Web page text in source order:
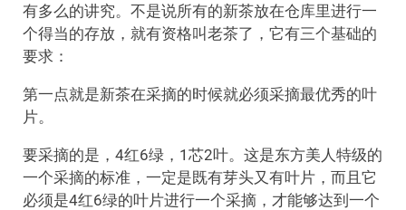
有多么的讲究。不是说所有的新茶放在仓库里进行一
个得当的存放，就有资格叫老茶了，它有三个基础的
要求：
第一点就是新茶在采摘的时候就必须采摘最优秀的叶
片。
要采摘的是，4红6绿，1芯2叶。这是东方美人特级的
一个采摘的标准，一定是既有芽头又有叶片，而且它
必须是4红6绿的叶片进行一个采摘，才能够达到一个